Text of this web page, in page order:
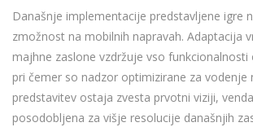
Današnje implementacije predstavljene igre
zmožnost na mobilnih napravah. Adaptacija
majhne zaslone vzdržuje vso funkcionalnosti
pri čemer so nadzor optimizirane za vodenje
predstavitev ostaja zvesta prvotni viziji,
posodobljena za višje resolucije današnjih